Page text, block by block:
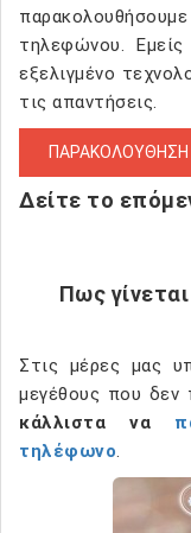
τηλεφώνου.
εξελιγμένο
τις απαντήσεις.
ΠΑΡΑΚΟΛΟΥΘΗΣΗ
Δείτε το
Πως
Στις μέρες μας
μεγέθους που δεν
κάλλιστα να
τηλέφωνο.